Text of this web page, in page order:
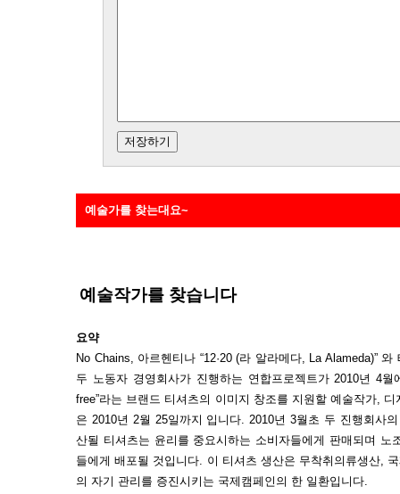
예술가를 찾는대요~
예술작가를 찾습니다
요약
No Chains, 아르헨티나 “12·20 (라 알라메다, La Alameda)”
두 노동자 경영회사가 진행하는 연합프로젝트가 2010년 4월
free”라는 브랜드 티셔츠의 이미지 창조를 지원할 예술작가,
은 2010년 2월 25일까지 입니다. 2010년 3월초 두 진행회사
산될 티셔츠는 윤리를 중요시하는 소비자들에게 판매되며 노
들에게 배포될 것입니다. 이 티셔츠 생산은 무착취의류생산,
의 자기 관리를 증진시키는 국제캠페인의 한 일환입니다.